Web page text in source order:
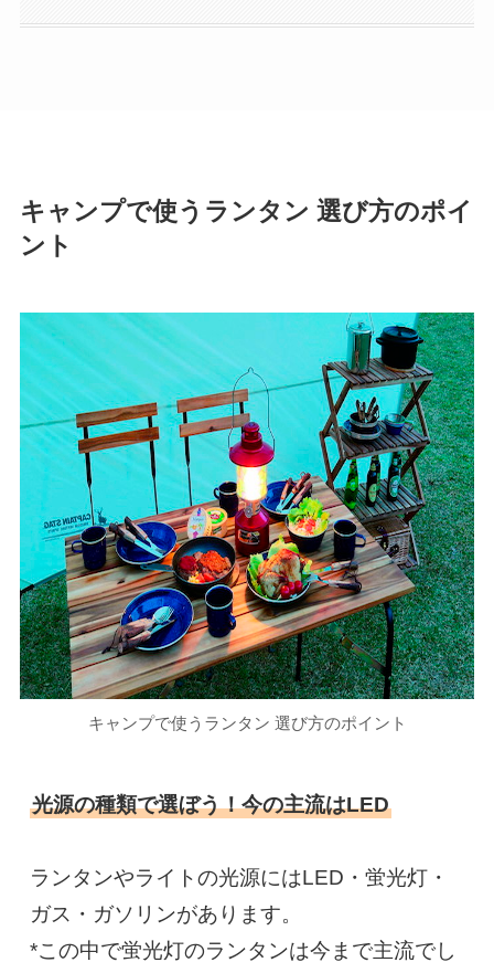
キャンプで使うランタン 選び方のポイ
ント
キャンプで使うランタン 選び方のポイント
光源の種類で選ぼう！今の主流はLED
ランタンやライトの光源にはLED・蛍光灯・
ガス・ガソリンがあります。
*この中で蛍光灯のランタンは今まで主流でし